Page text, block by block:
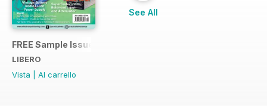
FREE Sample Issue
LIBERO
Vista
Al carrello
See All